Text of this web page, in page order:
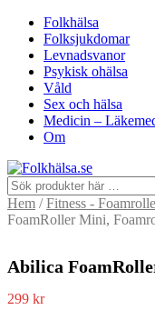
Folkhälsa
Folksjukdomar
Levnadsvanor
Psykisk ohälsa
Våld
Sex och hälsa
Medicin –
Om
Hem /Fitness -
FoamRoller Mini,
Abilica
299 kr